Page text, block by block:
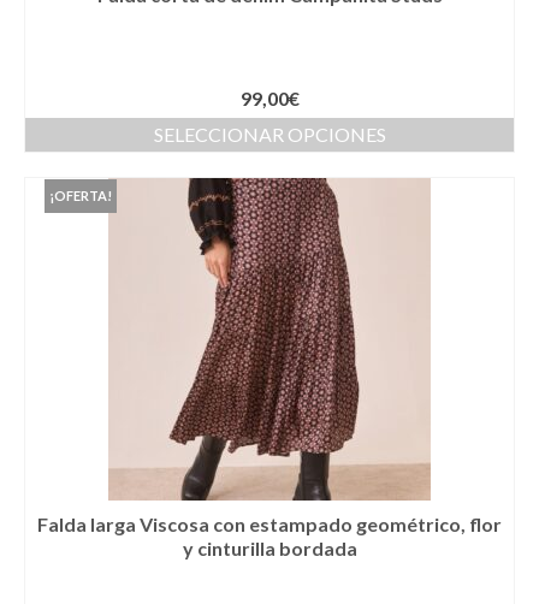
Colgantes
Conjunto de sombrero y cesta a juego
Esparteñas
Gorros
99,00€
SELECCIONAR OPCIONES
¡OFERTA!
Falda larga Viscosa con estampado geométrico, flor
y cinturilla bordada